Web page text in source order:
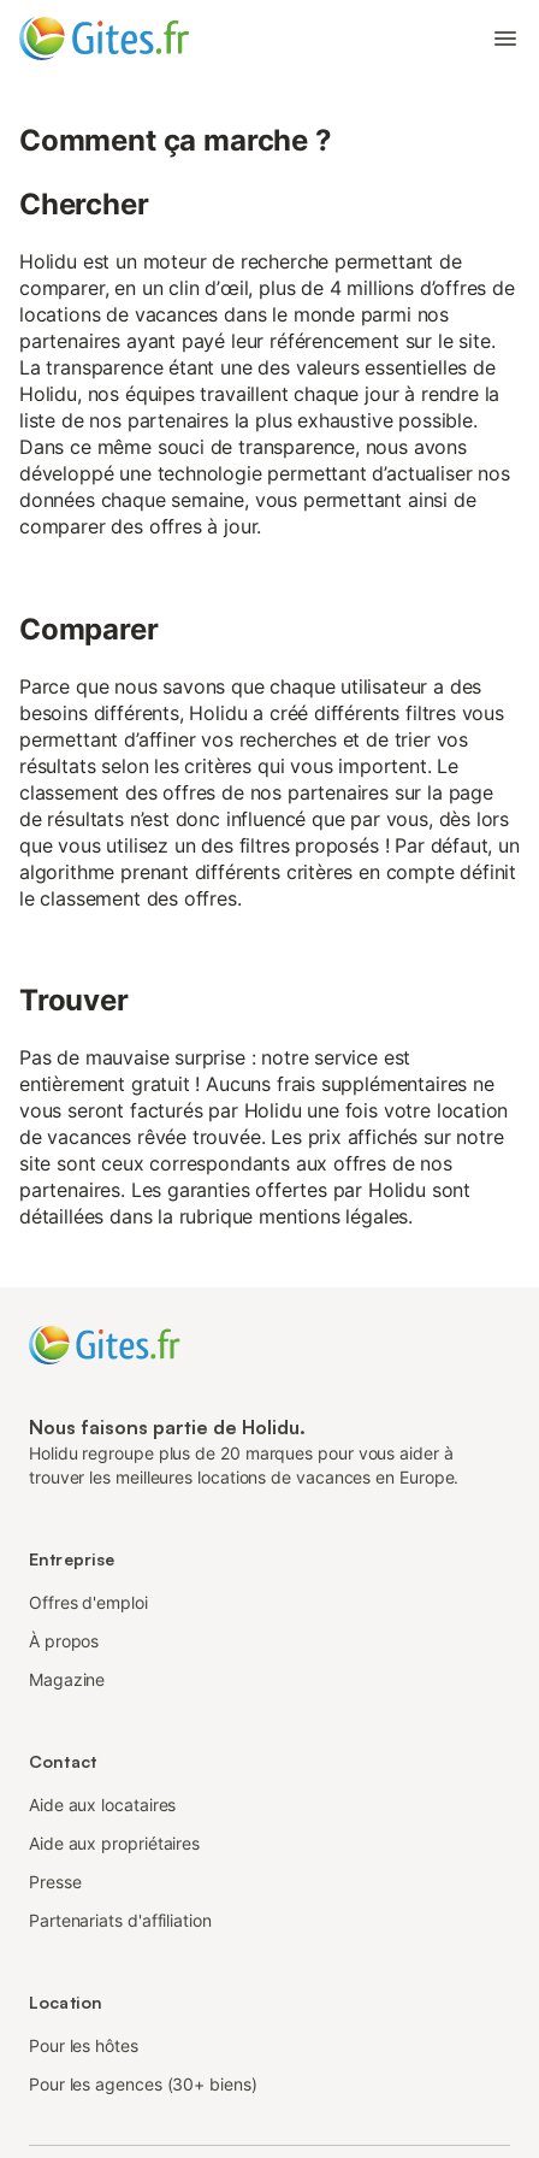
Comment ça marche ?
Chercher
Holidu est un moteur de recherche permettant de
comparer, en un clin d’œil, plus de 4 millions d’offres de
locations de vacances dans le monde parmi nos
partenaires ayant payé leur référencement sur le site.
La transparence étant une des valeurs essentielles de
Holidu, nos équipes travaillent chaque jour à rendre la
liste de nos partenaires la plus exhaustive possible.
Dans ce même souci de transparence, nous avons
développé une technologie permettant d’actualiser nos
données chaque semaine, vous permettant ainsi de
comparer des offres à jour.
Comparer
Parce que nous savons que chaque utilisateur a des
besoins différents, Holidu a créé différents filtres vous
permettant d’affiner vos recherches et de trier vos
résultats selon les critères qui vous importent. Le
classement des offres de nos partenaires sur la page
de résultats n’est donc influencé que par vous, dès lors
que vous utilisez un des filtres proposés ! Par défaut, un
algorithme prenant différents critères en compte définit
le classement des offres.
Trouver
Pas de mauvaise surprise : notre service est
entièrement gratuit ! Aucuns frais supplémentaires ne
vous seront facturés par Holidu une fois votre location
de vacances rêvée trouvée. Les prix affichés sur notre
site sont ceux correspondants aux offres de nos
partenaires. Les garanties offertes par Holidu sont
détaillées dans la rubrique mentions légales.
Nous faisons partie de Holidu.
Holidu regroupe plus de 20 marques pour vous aider à
trouver les meilleures locations de vacances en Europe.
Entreprise
Offres d'emploi
À propos
Magazine
Contact
Aide aux locataires
Aide aux propriétaires
Presse
Partenariats d'affiliation
Location
Pour les hôtes
Pour les agences (30+ biens)